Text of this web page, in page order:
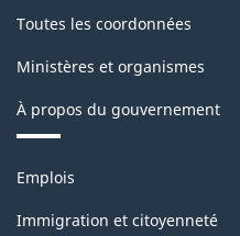
(IPPI)
-
de
la
Toutes les coordonnées
Ministères et organismes
À propos du gouvernement
Thèmes
sujets
Emplois
Immigration et citoyenneté